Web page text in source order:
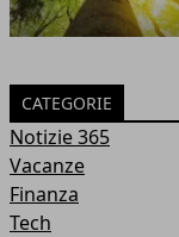
CATEGORIE
Notizie 365
Vacanze
Finanza
Tech